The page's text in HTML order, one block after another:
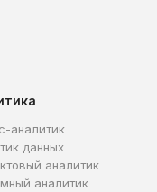
аналитик
данных
аналитик
аналитик